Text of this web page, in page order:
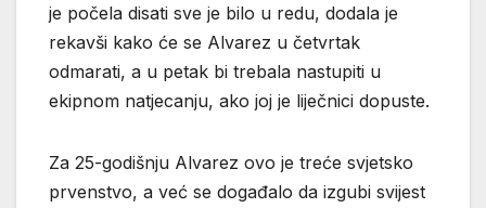
je počela disati sve je bilo u redu, dodala je
rekavši kako će se Alvarez u četvrtak
odmarati, a u petak bi trebala nastupiti u
ekipnom natjecanju, ako joj je liječnici dopuste.
Za 25-godišnju Alvarez ovo je treće svjetsko
prvenstvo, a već se događalo da izgubi svijest